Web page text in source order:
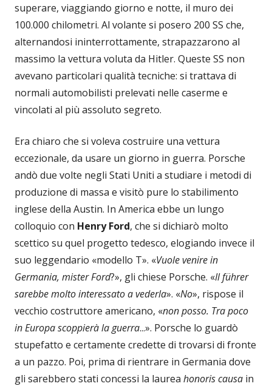
superare, viaggiando giorno e notte, il muro dei
100.000 chilometri. Al volante si posero 200 SS che,
alternandosi ininterrottamente, strapazzarono al
massimo la vettura voluta da Hitler. Queste SS non
avevano particolari qualità tecniche: si trattava di
normali automobilisti prelevati nelle caserme e
vincolati al più assoluto segreto.
Era chiaro che si voleva costruire una vettura
eccezionale, da usare un giorno in guerra. Porsche
andò due volte negli Stati Uniti a studiare i metodi di
produzione di massa e visitò pure lo stabilimento
inglese della Austin. In America ebbe un lungo
colloquio con Henry Ford, che si dichiarò molto
scettico su quel progetto tedesco, elogiando invece il
suo leggendario «modello T». «Vuole venire in
Germania, mister Ford?», gli chiese Porsche. «Ilführer
sarebbe molto interessato a vederla». «No», rispose il
vecchio costruttore americano, «non posso. Tra poco
in Europa scoppierà la guerra...». Porsche lo guardò
stupefatto e certamente credette di trovarsi di fronte
a un pazzo. Poi, prima di rientrare in Germania dove
gli sarebbero stati concessi la laurea honoriscausa in